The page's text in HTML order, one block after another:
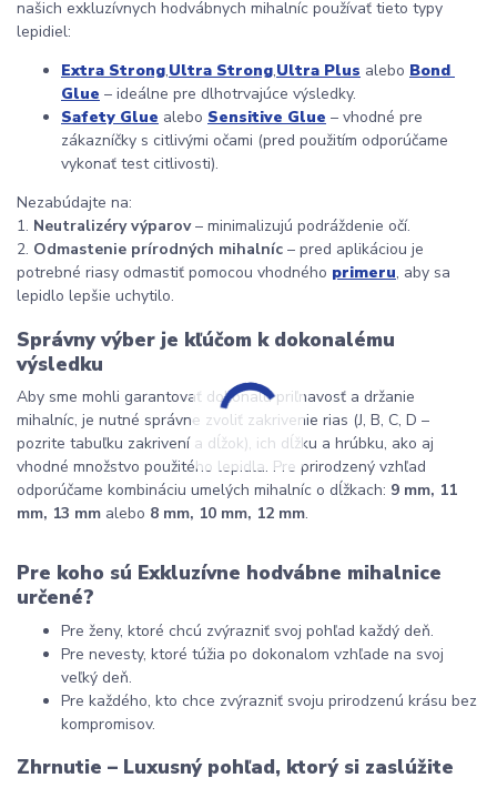
našich exkluzívnych hodvábnych mihalníc používať tieto typy
lepidiel:
Extra Strong,Ultra Strong,Ultra Plus alebo Bond
Glue – ideálne pre dlhotrvajúce výsledky.
Safety Glue alebo Sensitive Glue – vhodné pre
zákazníčky s citlivými očami (pred použitím odporúčame
vykonať test citlivosti).
Nezabúdajte na:
1. Neutralizéry výparov – minimalizujú podráždenie očí.
2. Odmastenie prírodných mihalníc – pred aplikáciou je
potrebné riasy odmastiť pomocou vhodného primeru, aby sa
lepidlo lepšie uchytilo.
Správny výber je kľúčom k dokonalému
výsledku
Aby sme mohli garantovať dokonalú priľnavosť a držanie
mihalníc, je nutné správne zvoliť zakrivenie rias (J, B, C, D –
pozrite tabuľku zakrivení a dĺžok), ich dĺžku a hrúbku, ako aj
vhodné množstvo použitého lepidla. Pre prirodzený vzhľad
odporúčame kombináciu umelých mihalníc o dĺžkach: 9 mm, 11
mm, 13 mm alebo 8 mm, 10 mm, 12 mm.
Pre koho sú Exkluzívne hodvábne mihalnice
určené?
Pre ženy, ktoré chcú zvýrazniť svoj pohľad každý deň.
Pre nevesty, ktoré túžia po dokonalom vzhľade na svoj
veľký deň.
Pre každého, kto chce zvýrazniť svoju prirodzenú krásu bez
kompromisov.
Zhrnutie – Luxusný pohľad, ktorý si zaslúžite